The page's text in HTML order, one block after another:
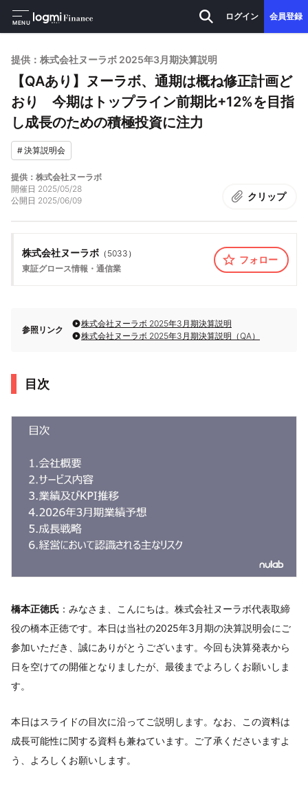
MENU
ログイン 会員登録
提供：株式会社ヌーラボ 2025年3月期決算説明
【QAあり】ヌーラボ、通期は概ね修正計画ど
おり 今期はトップライン前期比+12%を目指
し成長のための積極投資に注力
#決算説明会
提供：株式会社ヌーラボ
開催日 2025/05/28
公開日 2025/06/09 クリップ
株式会社ヌーラボ （ 5033 ）
東証グロース情報・通信業
フォロー
参照リンク
株式会社ヌーラボ 2025年3月期決算説明
株式会社ヌーラボ 2025年3月期決算説明（QA）
目次
橋本正徳氏 ：みなさま、こんにちは。株式会社ヌーラボ代表取締
役の橋本正徳です。本日は当社の2025年3月期の決算説明会にご
参加いただき、誠にありがとうございます。今回も決算発表から
日を空けての開催となりましたが、最後までよろしくお願いしま
す。
本日はスライドの目次に沿ってご説明します。なお、この資料は
成長可能性に関する資料も兼ねています。ご了承くださいますよ
う、よろしくお願いします。